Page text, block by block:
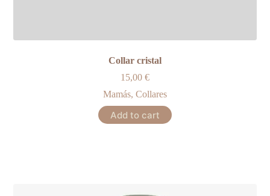
Collar cristal
15,00 €
Mamás, Collares
Add to cart